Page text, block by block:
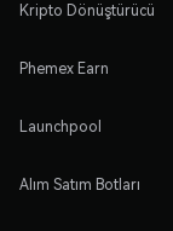
Kripto Dönüştürücü
Phemex Earn
Launchpool
Alım Satım Botları